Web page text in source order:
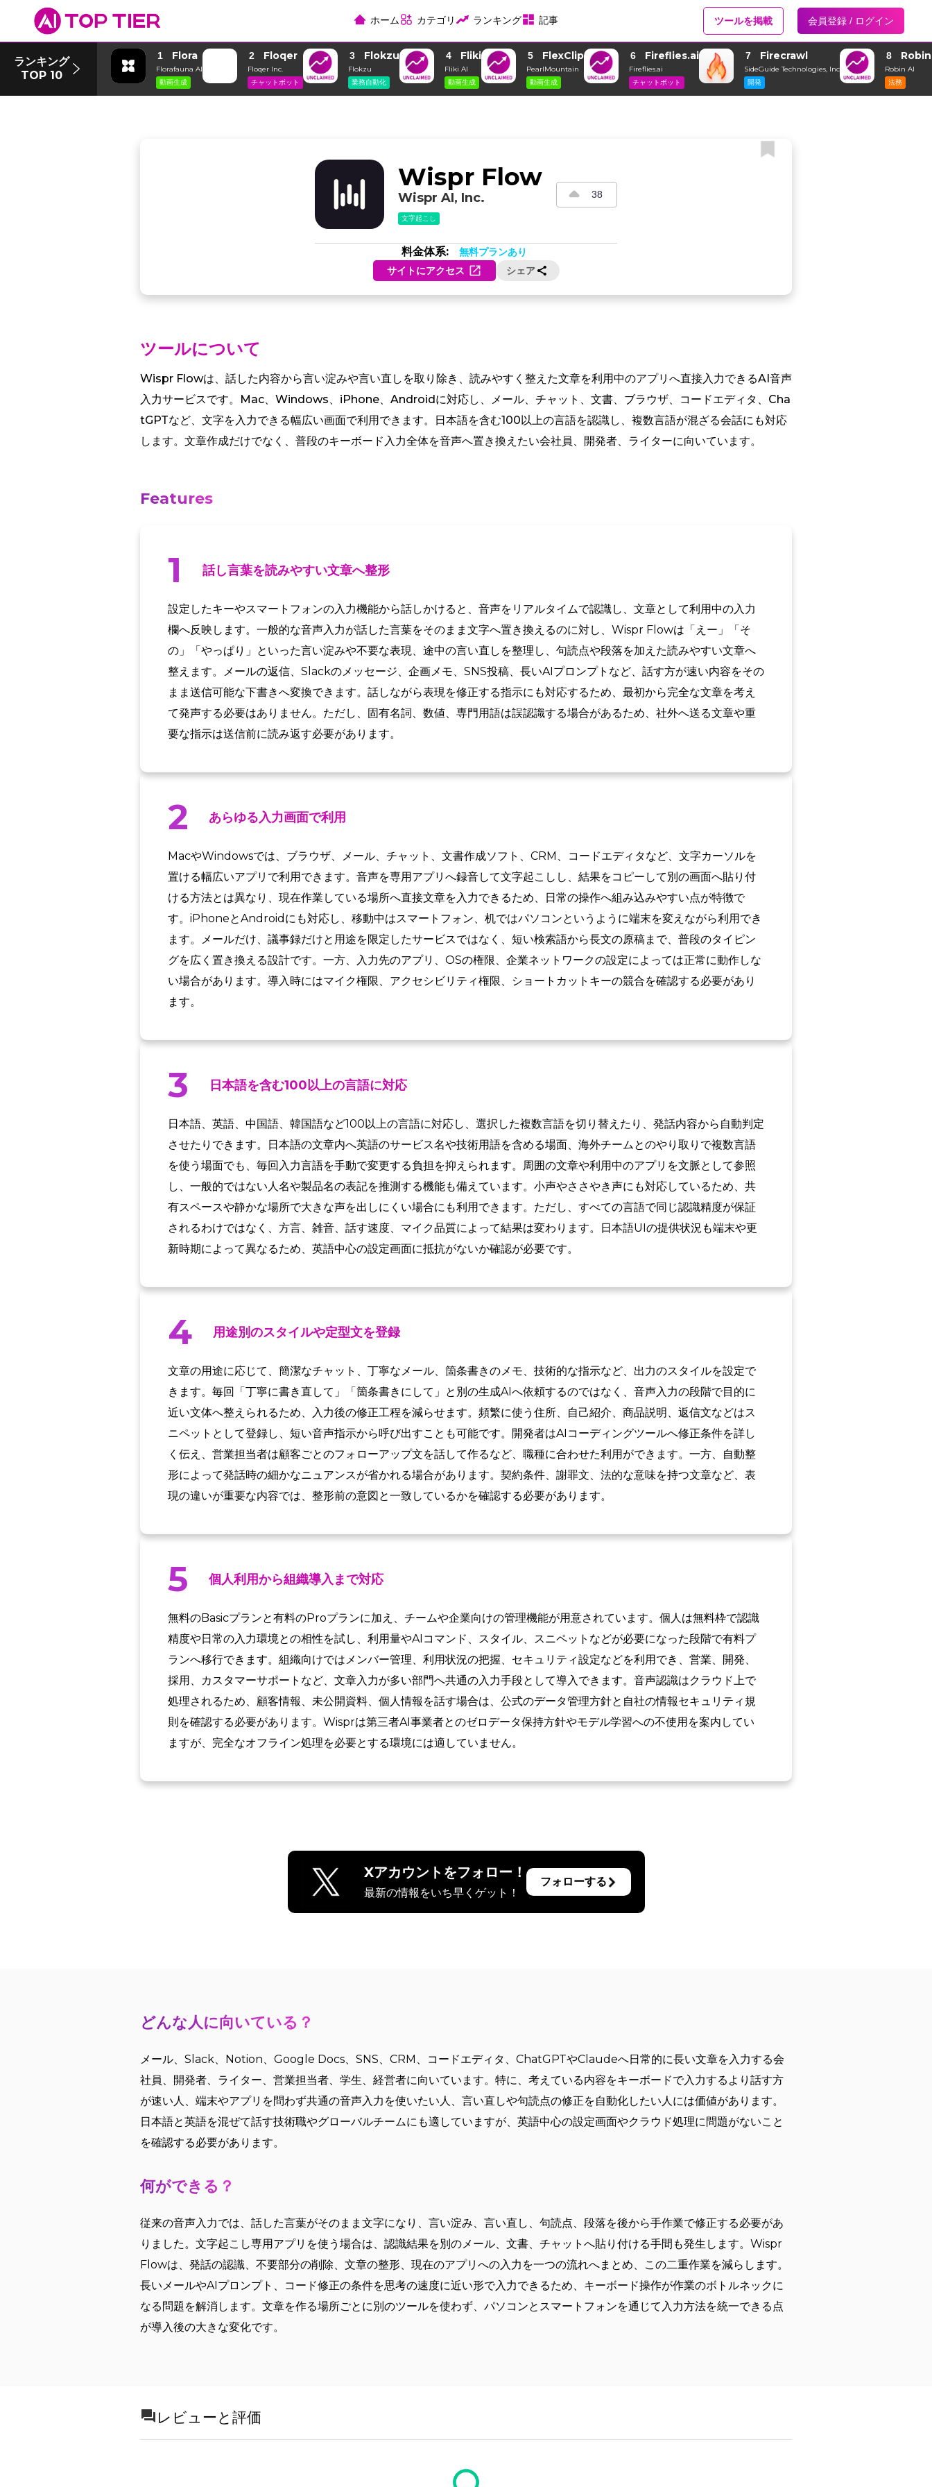
ホーム カテゴリ ランキング 記事 ツールを掲載 会員登録 / ログイン
ランキング
TOP 10
1 Flora
Florafauna AI
動画生成
2 Floqer
Floqer Inc.
チャットボット
3 Flokzu
Flokzu
業務自動化
4 Fliki
Fliki AI
動画生成
5 FlexClip
PearlMountain
動画生成
6 Fireflies.ai
Fireflies.ai
チャットボット
7 Firecrawl
SideGuide Technologies, Inc
開発
8
Robin AI
法務
Wispr Flow
Wispr AI, Inc.
文字起こし
38
料金体系: 無料プランあり
サイトにアクセス シェア
ツールについて
Wispr Flowは、話した内容から言い淀みや言い直しを取り除き、読みやすく整えた文章を利用中のアプリへ直接入力できるAI音声
入力サービスです。Mac、Windows、iPhone、Androidに対応し、メール、チャット、文書、ブラウザ、コードエディタ、Cha
tGPTなど、文字を入力できる幅広い画面で利用できます。日本語を含む100以上の言語を認識し、複数言語が混ざる会話にも対応
します。文章作成だけでなく、普段のキーボード入力全体を音声へ置き換えたい会社員、開発者、ライターに向いています。
Features
1 話し言葉を読みやすい文章へ整形
設定したキーやスマートフォンの入力機能から話しかけると、音声をリアルタイムで認識し、文章として利用中の入力
欄へ反映します。一般的な音声入力が話した言葉をそのまま文字へ置き換えるのに対し、Wispr Flowは「えー」「そ
の」「やっぱり」といった言い淀みや不要な表現、途中の言い直しを整理し、句読点や段落を加えた読みやすい文章へ
整えます。メールの返信、Slackのメッセージ、企画メモ、SNS投稿、長いAIプロンプトなど、話す方が速い内容をその
まま送信可能な下書きへ変換できます。話しながら表現を修正する指示にも対応するため、最初から完全な文章を考え
て発声する必要はありません。ただし、固有名詞、数値、専門用語は誤認識する場合があるため、社外へ送る文章や重
要な指示は送信前に読み返す必要があります。
2 あらゆる入力画面で利用
MacやWindowsでは、ブラウザ、メール、チャット、文書作成ソフト、CRM、コードエディタなど、文字カーソルを
置ける幅広いアプリで利用できます。音声を専用アプリへ録音して文字起こしし、結果をコピーして別の画面へ貼り付
ける方法とは異なり、現在作業している場所へ直接文章を入力できるため、日常の操作へ組み込みやすい点が特徴で
す。iPhoneとAndroidにも対応し、移動中はスマートフォン、机ではパソコンというように端末を変えながら利用でき
ます。メールだけ、議事録だけと用途を限定したサービスではなく、短い検索語から長文の原稿まで、普段のタイピン
グを広く置き換える設計です。一方、入力先のアプリ、OSの権限、企業ネットワークの設定によっては正常に動作しな
い場合があります。導入時にはマイク権限、アクセシビリティ権限、ショートカットキーの競合を確認する必要があり
ます。
3 日本語を含む100以上の言語に対応
日本語、英語、中国語、韓国語など100以上の言語に対応し、選択した複数言語を切り替えたり、発話内容から自動判定
させたりできます。日本語の文章内へ英語のサービス名や技術用語を含める場面、海外チームとのやり取りで複数言語
を使う場面でも、毎回入力言語を手動で変更する負担を抑えられます。周囲の文章や利用中のアプリを文脈として参照
し、一般的ではない人名や製品名の表記を推測する機能も備えています。小声やささやき声にも対応しているため、共
有スペースや静かな場所で大きな声を出しにくい場合にも利用できます。ただし、すべての言語で同じ認識精度が保証
されるわけではなく、方言、雑音、話す速度、マイク品質によって結果は変わります。日本語UIの提供状況も端末や更
新時期によって異なるため、英語中心の設定画面に抵抗がないか確認が必要です。
4 用途別のスタイルや定型文を登録
文章の用途に応じて、簡潔なチャット、丁寧なメール、箇条書きのメモ、技術的な指示など、出力のスタイルを設定で
きます。毎回「丁寧に書き直して」「箇条書きにして」と別の生成AIへ依頼するのではなく、音声入力の段階で目的に
近い文体へ整えられるため、入力後の修正工程を減らせます。頻繁に使う住所、自己紹介、商品説明、返信文などはス
ニペットとして登録し、短い音声指示から呼び出すことも可能です。開発者はAIコーディングツールへ修正条件を詳し
く伝え、営業担当者は顧客ごとのフォローアップ文を話して作るなど、職種に合わせた利用ができます。一方、自動整
形によって発話時の細かなニュアンスが省かれる場合があります。契約条件、謝罪文、法的な意味を持つ文章など、表
現の違いが重要な内容では、整形前の意図と一致しているかを確認する必要があります。
5 個人利用から組織導入まで対応
無料のBasicプランと有料のProプランに加え、チームや企業向けの管理機能が用意されています。個人は無料枠で認識
精度や日常の入力環境との相性を試し、利用量やAIコマンド、スタイル、スニペットなどが必要になった段階で有料プ
ランへ移行できます。組織向けではメンバー管理、利用状況の把握、セキュリティ設定などを利用でき、営業、開発、
採用、カスタマーサポートなど、文章入力が多い部門へ共通の入力手段として導入できます。音声認識はクラウド上で
処理されるため、顧客情報、未公開資料、個人情報を話す場合は、公式のデータ管理方針と自社の情報セキュリティ規
則を確認する必要があります。Wisprは第三者AI事業者とのゼロデータ保持方針やモデル学習への不使用を案内してい
ますが、完全なオフライン処理を必要とする環境には適していません。
Xアカウントをフォロー！
最新の情報をいち早くゲット！
フォローする
どんな人に向いている？
メール、Slack、Notion、Google Docs、SNS、CRM、コードエディタ、ChatGPTやClaudeへ日常的に長い文章を入力する会
社員、開発者、ライター、営業担当者、学生、経営者に向いています。特に、考えている内容をキーボードで入力するより話す方
が速い人、端末やアプリを問わず共通の音声入力を使いたい人、言い直しや句読点の修正を自動化したい人には価値があります。
日本語と英語を混ぜて話す技術職やグローバルチームにも適していますが、英語中心の設定画面やクラウド処理に問題がないこと
を確認する必要があります。
何ができる？
従来の音声入力では、話した言葉がそのまま文字になり、言い淀み、言い直し、句読点、段落を後から手作業で修正する必要があ
りました。文字起こし専用アプリを使う場合は、認識結果を別のメール、文書、チャットへ貼り付ける手間も発生します。Wispr
Flowは、発話の認識、不要部分の削除、文章の整形、現在のアプリへの入力を一つの流れへまとめ、この二重作業を減らします。
長いメールやAIプロンプト、コード修正の条件を思考の速度に近い形で入力できるため、キーボード操作が作業のボトルネックに
なる問題を解消します。文章を作る場所ごとに別のツールを使わず、パソコンとスマートフォンを通じて入力方法を統一できる点
が導入後の大きな変化です。
レビューと評価